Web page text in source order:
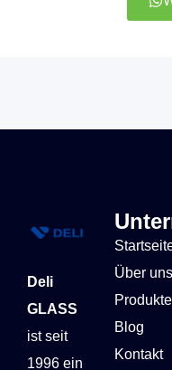
Deli
GLASS
ist seit
1996 ein
Über uns
Produkte
Blog
Kontakt